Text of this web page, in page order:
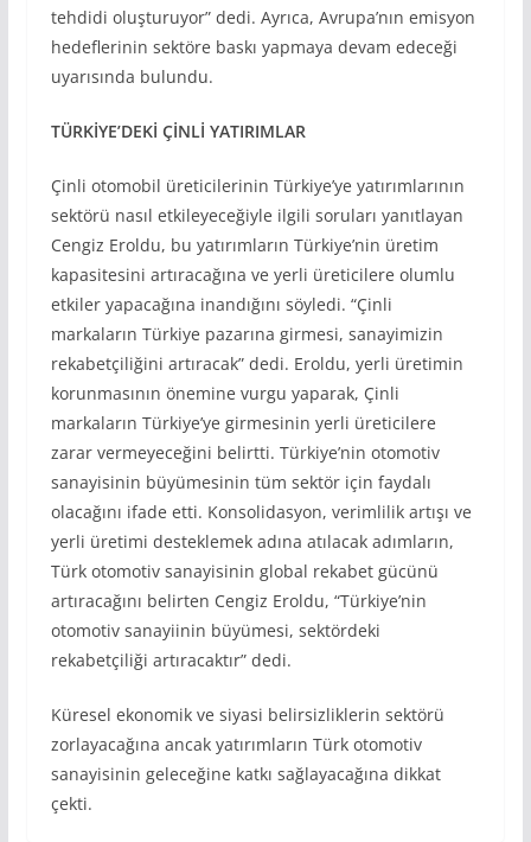
tehdidi oluşturuyor” dedi. Ayrıca, Avrupa’nın emisyon
hedeflerinin sektöre baskı yapmaya devam edeceği
uyarısında bulundu.
TÜRKİYE’DEKİ ÇİNLİ YATIRIMLAR
Çinli otomobil üreticilerinin Türkiye’ye yatırımlarının
sektörü nasıl etkileyeceğiyle ilgili soruları yanıtlayan
Cengiz Eroldu, bu yatırımların Türkiye’nin üretim
kapasitesini artıracağına ve yerli üreticilere olumlu
etkiler yapacağına inandığını söyledi. “Çinli
markaların Türkiye pazarına girmesi, sanayimizin
rekabetçiliğini artıracak” dedi. Eroldu, yerli üretimin
korunmasının önemine vurgu yaparak, Çinli
markaların Türkiye’ye girmesinin yerli üreticilere
zarar vermeyeceğini belirtti. Türkiye’nin otomotiv
sanayisinin büyümesinin tüm sektör için faydalı
olacağını ifade etti. Konsolidasyon, verimlilik artışı ve
yerli üretimi desteklemek adına atılacak adımların,
Türk otomotiv sanayisinin global rekabet gücünü
artıracağını belirten Cengiz Eroldu, “Türkiye’nin
otomotiv sanayiinin büyümesi, sektördeki
rekabetçiliği artıracaktır” dedi.
Küresel ekonomik ve siyasi belirsizliklerin sektörü
zorlayacağına ancak yatırımların Türk otomotiv
sanayisinin geleceğine katkı sağlayacağına dikkat
çekti.